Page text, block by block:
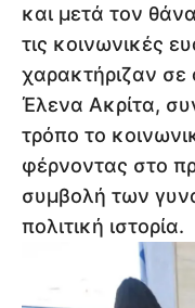
και μετά τον
τις κοινωνικές
χαρακτήριζαν
Έλενα Ακρίτα,
τρόπο το
φέρνοντας στο
συμβολή των
πολιτική ιστορία.